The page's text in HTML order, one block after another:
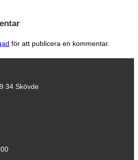
för att publicera en kommentar.
34 Skövde